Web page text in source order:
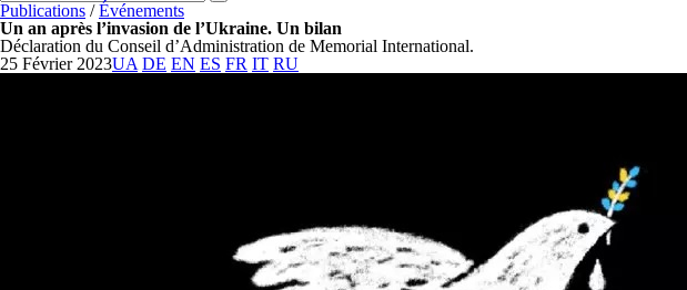
Publications /Événements
Un an après l’invasion de l’Ukraine. Un bilan
Déclaration du Conseil d’Administration de Memorial International.
25 Février 2023UA DE EN ES FR IT RU